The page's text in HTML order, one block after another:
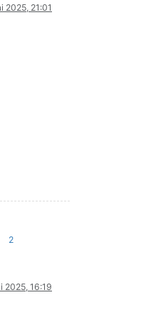
2025, 21:01
2
2025, 16:19